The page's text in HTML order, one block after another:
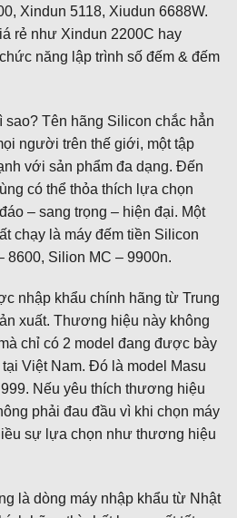
Xindun 5118, Xiudun 6688W.
rẻ như Xindun 2200C hay
năng lập trình số đếm & đếm
sao? Tên hãng Silicon chắc hẳn
người trên thế giới, một tập
với sản phẩm đa dạng. Đến
có thể thỏa thích lựa chọn
– sang trọng – hiện đại. Một
chạy là máy đếm tiền Silicon
8600, Silion MC – 9900n.
nhập khẩu chính hãng từ Trung
xuất. Thương hiệu này không
chỉ có 2 model đang được bày
Việt Nam. Đó là model Masu
Nếu yêu thích thương hiệu
phải đau đầu vì khi chọn máy
sự lựa chọn như thương hiệu
là dòng máy nhập khẩu từ Nhật